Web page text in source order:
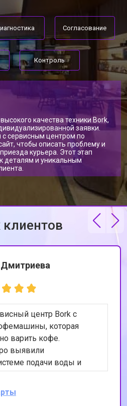
от 3900 ₽
от 4500 ₽ Заказать
от 4200 ₽ Заказать
от 3900 ₽ Заказать
кресла
от 4800 ₽ Заказать
от 4700 ₽ Заказать
от 4500 ₽ Заказать
от 5500 ₽ Заказать
Согласование
Контроль
качества техники Bork,
заявки.
с сервисным центром по
чтобы описать проблему и
курьера. Этот этап
деталям и уникальным
центр Bork с
которая
варить кофе.
выявили
подачи воды и
моя кофемашина
Я очень довольна
и